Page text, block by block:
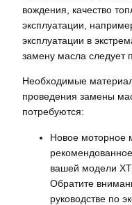
вождения, качество
эксплуатации,
эксплуатации в
замену масла следует
Необходимые
проведения замены
потребуются:
Новое моторное
вашей модели
Обратите
руководстве по